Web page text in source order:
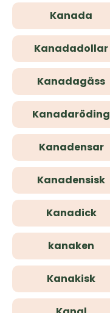
Kanada
Kanadadollar
Kanadagäss
Kanadaröding
Kanadensar
Kanadensisk
Kanadick
kanaken
Kanakisk